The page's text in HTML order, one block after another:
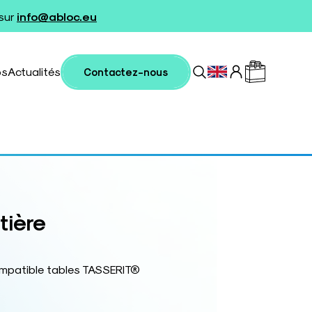
info@abloc.eu
Actualités Contactez-nous
tables TASSERIT®